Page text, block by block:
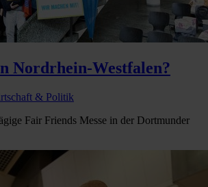
Nordrhein-Westfalen?
& Politik
Fair Friends Messe in der Dortmunder